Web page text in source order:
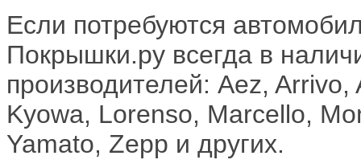
Если потребуются
Покрышки.ру всегда в
производителей: Aez,
Kyowa, Lorenso, Marcello,
Yamato, Zepp и других.